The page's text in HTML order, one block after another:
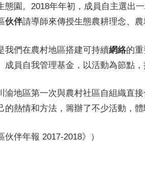
態園。2018年年初，成員自主選
伙伴請導師來傳授生態農耕理念、
我們在農村地區搭建可持續網絡的重
成員自我管理基金，以活動為節點，
渝地區第一次與農村社區自組織直
的熱情和方法，籌辦了不少活動，
伙伴年報 2017-2018》）